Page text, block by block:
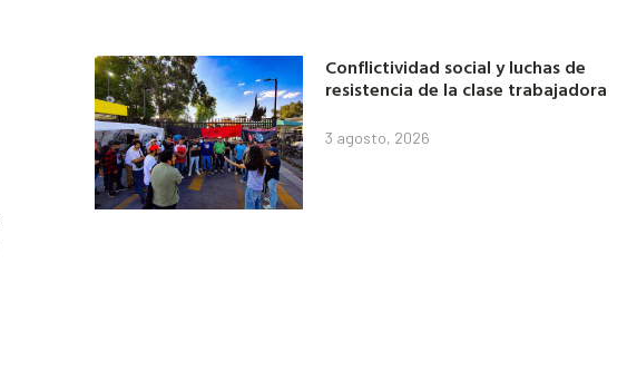
Conflictividad social y luchas de
resistencia de la clase trabajadora
3 agosto, 2026